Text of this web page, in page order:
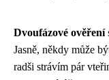
Dvoufázové ověření
Jasně, někdy může
radši strávím pár